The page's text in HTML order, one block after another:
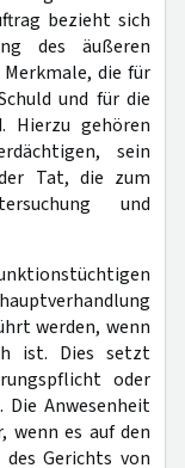
bezieht sich
des äußeren
die für
und für die
Hierzu gehören
sein
Tat, die zum
und
werden, wenn
ist. Dies setzt
oder
Die Anwesenheit
wenn es auf den
Gerichts von